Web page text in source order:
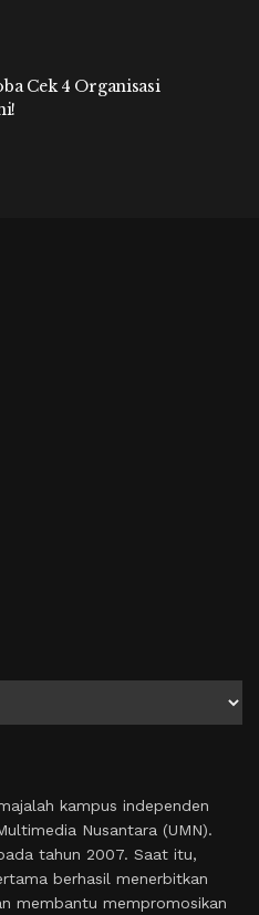
Cek 4 Organisasi
kampus independen
Nusantara (UMN).
tahun 2007. Saat itu,
berhasil menerbitkan
membantu mempromosikan